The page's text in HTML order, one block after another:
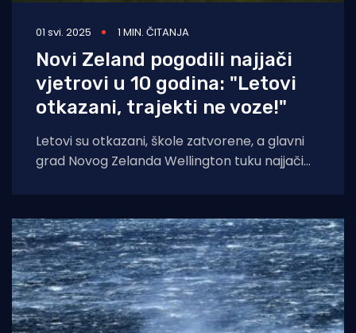
01 svi. 2025 1 MIN. ČITANJA
Novi Zeland pogodili najjači
vjetrovi u 10 godina: "Letovi
otkazani, trajekti ne voze!"
Letovi su otkazani, škole zatvorene, a glavni
grad Novog Zelanda Wellington tuku najjači